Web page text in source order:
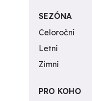
SEZÓNA
Celoroční
Letní
Zimní
PRO KOHO